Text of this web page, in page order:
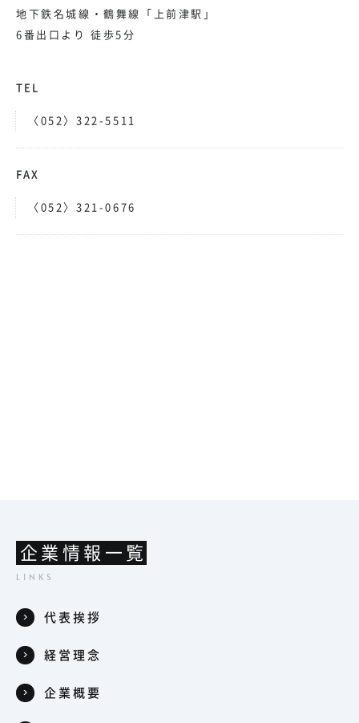
地下鉄名城線・鶴舞線「上前津駅」
6番出口より 徒歩5分
TEL
〈052〉322-5511
FAX
〈052〉321-0676
企業情報一覧
代表挨拶
経営理念
企業概要